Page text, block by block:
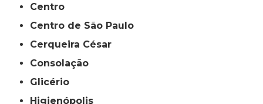
Centro
Centro de São Paulo
Cerqueira César
Consolação
Glicério
Higienópolis